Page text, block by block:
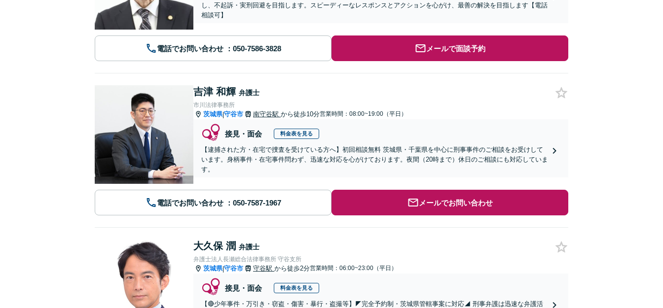
し、不起訴・実刑回避を目指します。スピーディーなレスポンスとアクションを心がけ、最善の解決を目指します【電話
相談可】
電話でお問い合わせ メールで面談予約
吉津 和輝 弁護士
市川法律事務所
茨城県|守谷市 南守谷駅 から徒歩10分営業時間：08:00~19:00（平日）
接見・面会 料金表を見る
【逮捕された方・在宅で捜査を受けている方へ】初回相談無料 茨城県・千葉県を中心に刑事事件のご相談をお受けして
います。身柄事件・在宅事件問わず、迅速な対応を心がけております。夜間（20時まで）休日のご相談にも対応していま
す。
電話でお問い合わせ メールでお問い合わせ
大久保 潤 弁護士
弁護士法人長瀬総合法律事務所 守谷支所
茨城県|守谷市 守谷駅 から徒歩2分営業時間：06:00~23:00（平日）
接見・面会 料金表を見る
【🔴少年事件・万引き・窃盗・傷害・暴行・盗撮等】◤完全予約制・茨城県管轄事案に対応◢ 刑事弁護は迅速な弁護活